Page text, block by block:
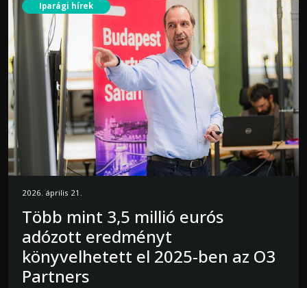
Iparági hírek
2026. április 21.
Több mint 3,5 millió eurós
adózott eredményt
könyvelhetett el 2025-ben az O3
Partners